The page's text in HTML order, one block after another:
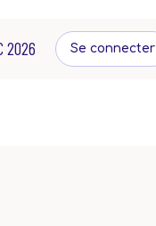
2026 Se connecter